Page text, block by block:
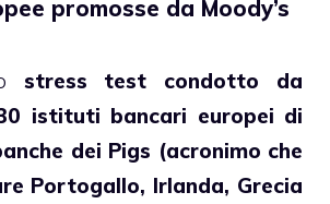
promosse da Moody’s
stress test condotto da
istituti bancari europei di
dei Pigs (acronimo che
Portogallo, Irlanda, Grecia